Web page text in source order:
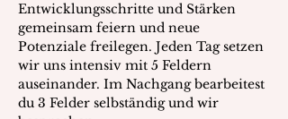
Entwicklungsschritte und Stärken
gemeinsam feiern und neue
Potenziale freilegen. Jeden Tag setzen
wir uns intensiv mit 5 Feldern
auseinander. Im Nachgang bearbeitest
du 3 Felder selbständig und wir